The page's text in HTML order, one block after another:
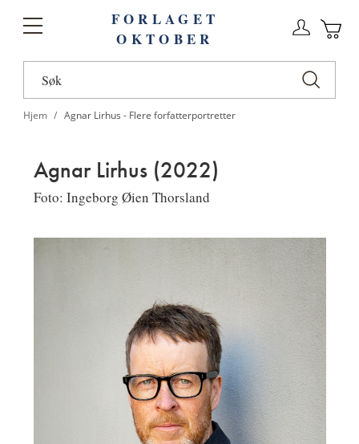
Toggle
FORLAGET
OKTOBER
Hjem Agnar Lirhus - Flere forfatterportretter
Agnar Lirhus (2022)
Foto: Ingeborg Øien Thorsland